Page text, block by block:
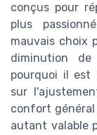
conçus pour
plus
mauvais choix
diminution
pourquoi il est
sur
confort général
autant valable